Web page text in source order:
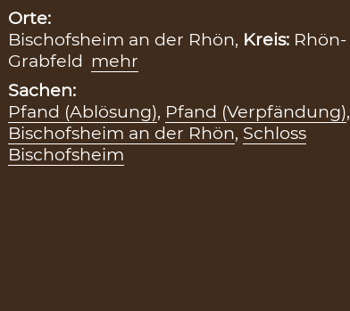
Orte:
Bischofsheim an der Rhön, Kreis: Rhön-
Grabfeld mehr
Sachen:
Pfand (Ablösung), Pfand (Verpfändung),
Bischofsheim an der Rhön, Schloss
Bischofsheim